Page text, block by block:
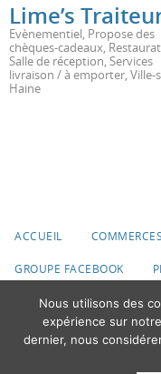
Lime’s
Evènementiel, Propose des
chèques-cadeaux,
Salle de réception, Services
livraison / à emporter, Ville-
Haine
ACCUEIL COMMERCES
GROUPE FACEBOOK
©
Nous utilisons des
expérience sur
dernier, nous